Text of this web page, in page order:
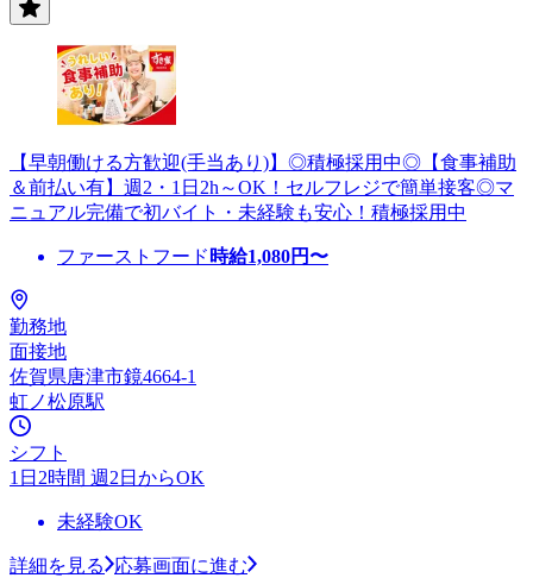
【早朝働ける方歓迎(手当あり)】◎積極採用中◎【食事補助
＆前払い有】週2・1日2h～OK！セルフレジで簡単接客◎マ
ニュアル完備で初バイト・未経験も安心！積極採用中
ファーストフード 時給1,080円〜
勤務地
面接地
佐賀県唐津市鏡4664-1
虹ノ松原駅
シフト
1日2時間 週2日からOK
未経験OK
詳細を見る
応募画面に進む